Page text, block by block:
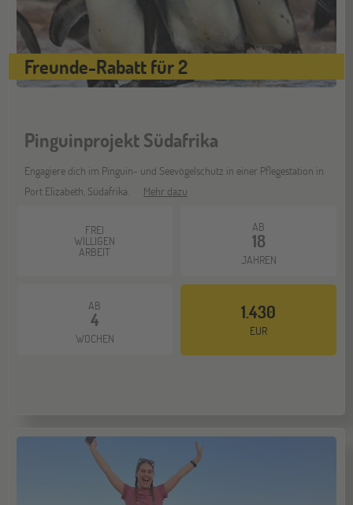
10 Gräfelfing
Jugendbildungsmesse JuBi
07 Bochum
Hamburg
Jugendbildungsmesse JuBi
Freunde-Rabatt für 2
Pinguinprojekt Südafrika
Engagiere dich im Pinguin- und Seevögelschutz in einer Pflegestation in
Port Elizabeth, Südafrika.
Mehr dazu
FREI
WILLIGEN
ARBEIT
AB
18
JAHREN
AB
4
WOCHEN
1.430
EUR